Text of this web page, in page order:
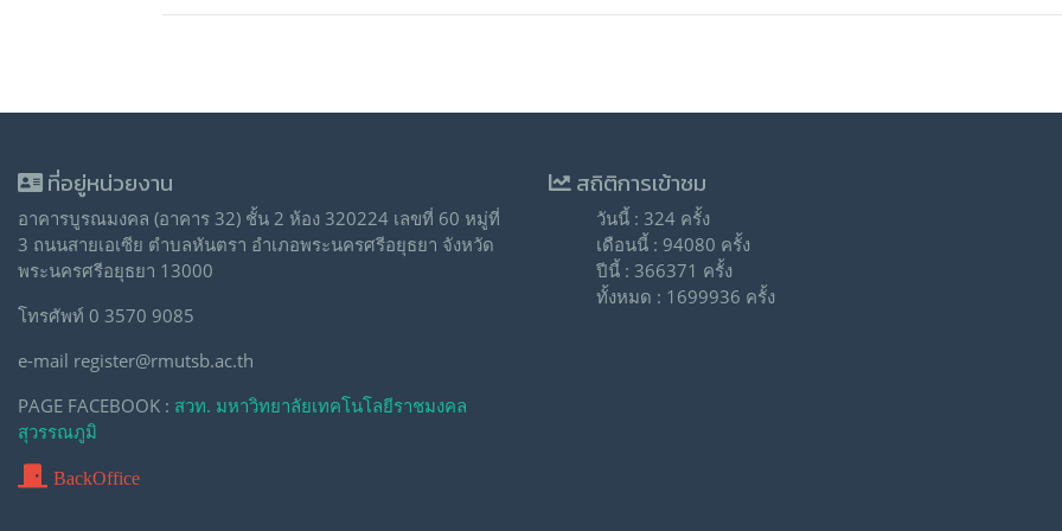
ที่อยู่หน่วยงาน
อาคารบูรณมงคล (อาคาร 32) ชั้น 2 ห้อง 320224 เลขที่ 60 หมู่ที่
3 ถนนสายเอเซีย ตำบลหันตรา อำเภอพระนครศรีอยุธยา จังหวัด
พระนครศรีอยุธยา 13000
โทรศัพท์ 0 3570 9085
e-mail register@rmutsb.ac.th
PAGE FACEBOOK : สวท. มหาวิทยาลัยเทคโนโลยีราชมงคล
สุวรรณภูมิ
BackOffice
สถิติการเข้าชม
วันนี้ : 324 ครั้ง
เดือนนี้ : 94080 ครั้ง
ปีนี้ : 366371 ครั้ง
ทั้งหมด : 1699936 ครั้ง